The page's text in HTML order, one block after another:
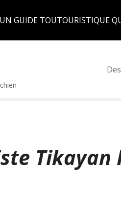
UN GUIDE TOUTOURISTIQUE
Tikayan